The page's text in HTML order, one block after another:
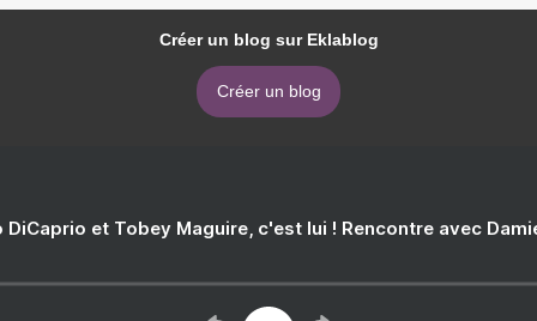
Créer un blog sur Eklablog
Créer un blog
DiCaprio et Tobey Maguire, c'est lui ! Rencontre avec